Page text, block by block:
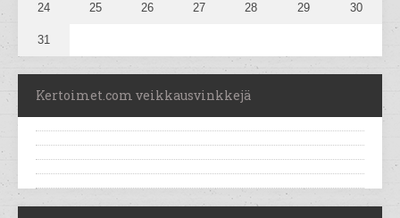
24 25 26 27 28 29 30
31
Kertoimet.com veikkausvinkkejä